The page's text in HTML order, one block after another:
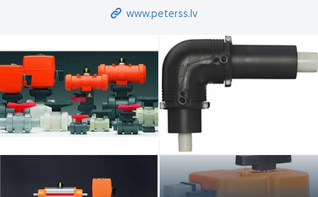
www.peterss.lv